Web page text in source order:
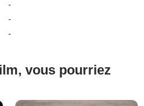
-
-
-
vous pourriez